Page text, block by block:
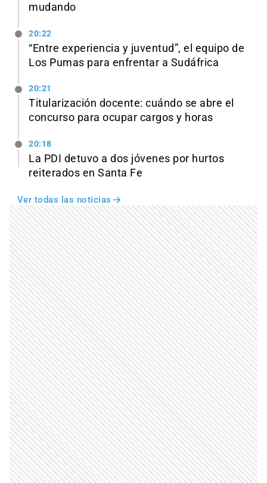
mudando
20:22
“Entre experiencia y juventud”, el equipo de
Los Pumas para enfrentar a Sudáfrica
20:21
Titularización docente: cuándo se abre el
concurso para ocupar cargos y horas
20:18
La PDI detuvo a dos jóvenes por hurtos
reiterados en Santa Fe
Ver todas las noticias